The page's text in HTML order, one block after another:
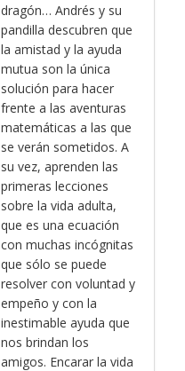
dragón… Andrés y su
pandilla descubren que
la amistad y la ayuda
mutua son la única
solución para hacer
frente a las aventuras
matemáticas a las que
se verán sometidos. A
su vez, aprenden las
primeras lecciones
sobre la vida adulta,
que es una ecuación
con muchas incógnitas
que sólo se puede
resolver con voluntad y
empeño y con la
inestimable ayuda que
nos brindan los
amigos. Encarar la vida